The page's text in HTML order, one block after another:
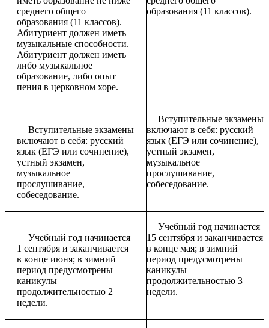
среднего общего
образования (11 классов).
Абитуриент должен иметь
музыкальные способности.
Абитуриент должен иметь
либо музыкальное
образование, либо опыт
пения в церковном хоре.
образования (11 классов).
Вступительные экзамены
включают в себя: русский
язык (ЕГЭ или сочинение),
устный экзамен,
музыкальное
прослушивание,
собеседование.
Вступительные экзамены
включают в себя: русский
язык (ЕГЭ или сочинение),
устный экзамен,
музыкальное
прослушивание,
собеседование.
Учебный год начинается
1 сентября и заканчивается
в конце июня; в зимний
период предусмотрены
каникулы
продолжительностью 2
недели.
Учебный год начинается
15 сентября и заканчивается
в конце мая; в зимний
период предусмотрены
каникулы
продолжительностью 3
недели.